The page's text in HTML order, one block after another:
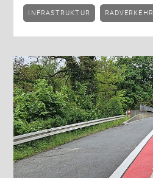
INFRASTRUKTUR